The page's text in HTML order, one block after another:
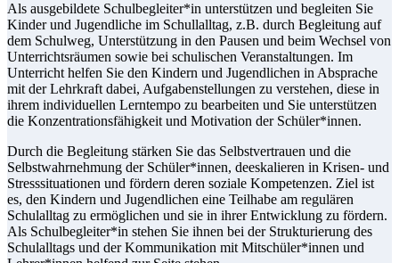
Als ausgebildete Schulbegleiter*in unterstützen und begleiten Sie
Kinder und Jugendliche im Schullalltag, z.B. durch Begleitung auf
dem Schulweg, Unterstützung in den Pausen und beim Wechsel von
Unterrichtsräumen sowie bei schulischen Veranstaltungen. Im
Unterricht helfen Sie den Kindern und Jugendlichen in Absprache
mit der Lehrkraft dabei, Aufgabenstellungen zu verstehen, diese in
ihrem individuellen Lerntempo zu bearbeiten und Sie unterstützen
die Konzentrationsfähigkeit und Motivation der Schüler*innen.
Durch die Begleitung stärken Sie das Selbstvertrauen und die
Selbstwahrnehmung der Schüler*innen, deeskalieren in Krisen- und
Stresssituationen und fördern deren soziale Kompetenzen. Ziel ist
es, den Kindern und Jugendlichen eine Teilhabe am regulären
Schulalltag zu ermöglichen und sie in ihrer Entwicklung zu fördern.
Als Schulbegleiter*in stehen Sie ihnen bei der Strukturierung des
Schulalltags und der Kommunikation mit Mitschüler*innen und